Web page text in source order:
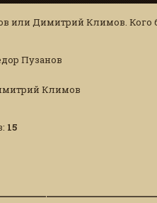
или Димитрий Климов. Кого
Пузанов
Климов
15